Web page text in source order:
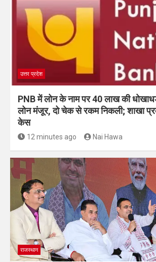
उत्तर प्रदेश
PNB में लोन के नाम पर 40 लाख की
लोन मंजूर, दो चेक से रकम निकली; शाखा
केस
12 minutes ago Nai Hawa
राजस्थान